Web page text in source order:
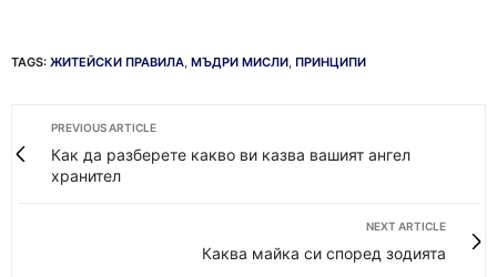
TAGS: ЖИТЕЙСКИ ПРАВИЛА, МЪДРИ МИСЛИ, ПРИНЦИПИ
PREVIOUS ARTICLE
Как да разберете какво ви казва вашият ангел
хранител
NEXT ARTICLE
Каква майка си според зодията